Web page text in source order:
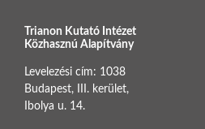
Trianon Kutató Intézet
Közhasznú Alapítvány
Levelezési cím: 1038
Budapest, III. kerület,
Ibolya u. 14.